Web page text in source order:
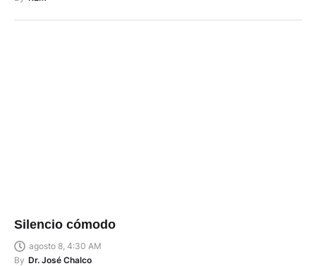
Silencio cómodo
agosto 8, 4:30 AM
By Dr. José Chalco